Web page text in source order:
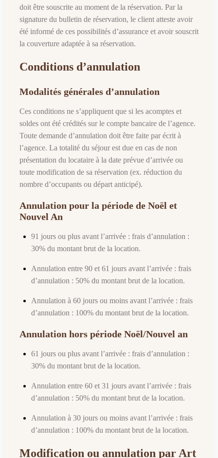
doit être souscrite au moment de la réservation. Par la
signature du bulletin de réservation, le client atteste avoir
été informé de ces possibilités d’assurance et avoir souscrit
la couverture adaptée à sa réservation.
Conditions d’annulation
Modalités générales d’annulation
Ces conditions ne s’appliquent que si les acomptes et
soldes ont été crédités sur le compte bancaire de l’agence.
Toute demande d’annulation doit être faite par écrit à
l’agence. La totalité du séjour est due en cas de non
présentation du locataire à la date prévue d’arrivée ou
toute modification de sa réservation (ex. réduction du
nombre d’occupants ou départ anticipé).
Annulation pour la période de Noël et
Nouvel An
91 jours ou plus avant l’arrivée : frais d’annulation :
30% du montant brut de la location.
Annulation entre 90 et 61 jours avant l’arrivée : frais
d’annulation : 50% du montant brut de la location.
Annulation à 60 jours ou moins avant l’arrivée : frais
d’annulation : 100% du montant brut de la location.
Annulation hors période Noël/Nouvel an
61 jours ou plus avant l’arrivée : frais d’annulation :
30% du montant brut de la location.
Annulation entre 60 et 31 jours avant l’arrivée : frais
d’annulation : 50% du montant brut de la location.
Annulation à 30 jours ou moins avant l’arrivée : frais
d’annulation : 100% du montant brut de la location.
Modification ou annulation par Art